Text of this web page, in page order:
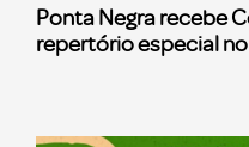
Ponta Negra recebe
repertório especial